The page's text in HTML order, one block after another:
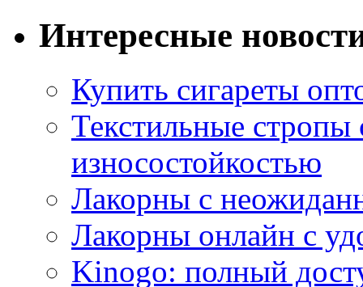
Интересные
Купить сигареты
Текстильные
износостойкостью
Лакорны с
Лакорны онлайн с
Kinogo: полный